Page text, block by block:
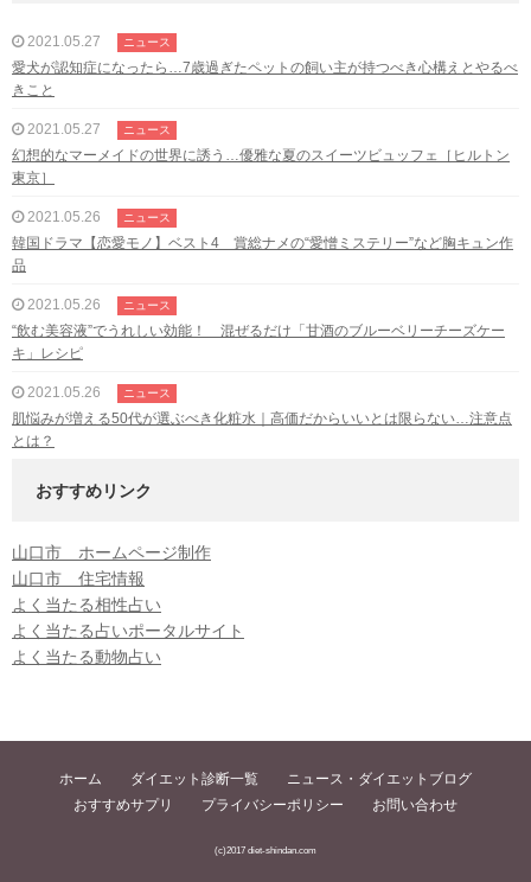
2021.05.27 ニュース
愛犬が認知症になったら…7歳過ぎたペットの飼い主が持つべき心構えとやるべ
きこと
2021.05.27 ニュース
幻想的なマーメイドの世界に誘う…優雅な夏のスイーツビュッフェ［ヒルトン
東京］
2021.05.26 ニュース
韓国ドラマ【恋愛モノ】ベスト4 賞総ナメの“愛憎ミステリー”など胸キュン作
品
2021.05.26 ニュース
“飲む美容液”でうれしい効能！ 混ぜるだけ「甘酒のブルーベリーチーズケー
キ」レシピ
2021.05.26 ニュース
肌悩みが増える50代が選ぶべき化粧水｜高価だからいいとは限らない…注意点
とは？
おすすめリンク
山口市 ホームページ制作
山口市 住宅情報
よく当たる相性占い
よく当たる占いポータルサイト
よく当たる動物占い
ホーム ダイエット診断一覧
ニュース・ダイエットブログ
おすすめサプリ
プライバシーポリシー お問い合わせ
(c)2017 diet-shindan.com